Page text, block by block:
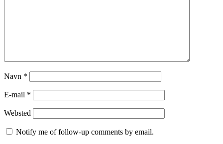
Navn *
E-mail *
Websted
Notify me of follow-up comments by email.